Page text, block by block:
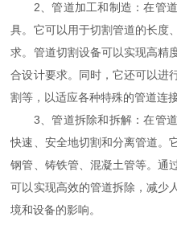
2、管道加工和制造：在管道
具。它可以用于切割管道的长度
求。管道切割设备可以实现高精
合设计要求。同时，它还可以进
割等，以适应各种特殊的管道连接
3、管道拆除和拆解：在管道
快速、安全地切割和分离管道。
钢管、铸铁管、混凝土管等。通
可以实现高效的管道拆除，减少
境和设备的影响。